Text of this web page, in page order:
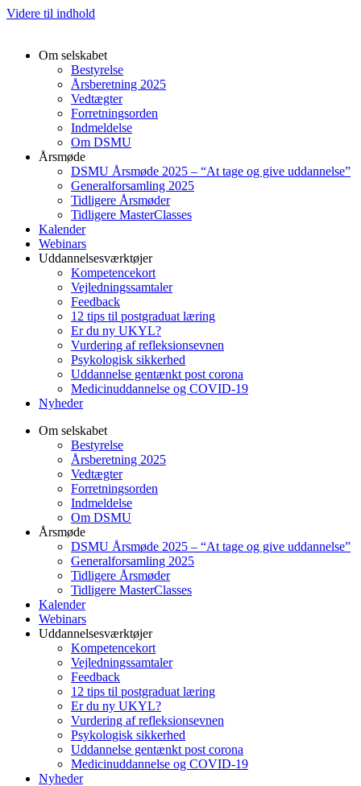
Videre til indhold
Om selskabet
Bestyrelse
Årsberetning 2025
Vedtægter
Forretningsorden
Indmeldelse
Om DSMU
Årsmøde
DSMU Årsmøde 2025 – “At tage og give uddannelse”
Generalforsamling 2025
Tidligere Årsmøder
Tidligere MasterClasses
Kalender
Webinars
Uddannelsesværktøjer
Kompetencekort
Vejledningssamtaler
Feedback
12 tips til postgraduat læring
Er du ny UKYL?
Vurdering af refleksionsevnen
Psykologisk sikkerhed
Uddannelse gentænkt post corona
Medicinuddannelse og COVID-19
Nyheder
Om selskabet
Bestyrelse
Årsberetning 2025
Vedtægter
Forretningsorden
Indmeldelse
Om DSMU
Årsmøde
DSMU Årsmøde 2025 – “At tage og give uddannelse”
Generalforsamling 2025
Tidligere Årsmøder
Tidligere MasterClasses
Kalender
Webinars
Uddannelsesværktøjer
Kompetencekort
Vejledningssamtaler
Feedback
12 tips til postgraduat læring
Er du ny UKYL?
Vurdering af refleksionsevnen
Psykologisk sikkerhed
Uddannelse gentænkt post corona
Medicinuddannelse og COVID-19
Nyheder